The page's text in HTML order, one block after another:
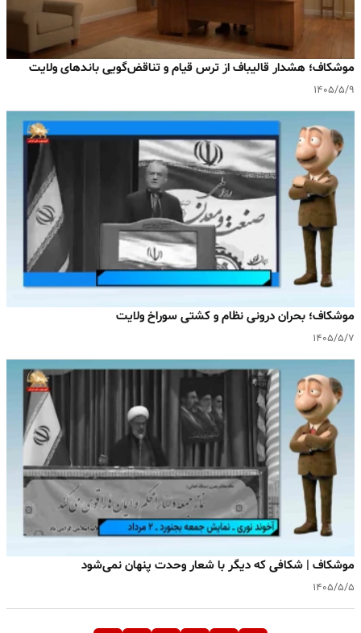
موشکاف؛ هشدار قالیباف از ترس قیام و تناقض‌گویی باندهای ولایت
۱۴۰۵/۵/۹
موشکاف؛ بحران درونی نظام و کشتی سوراخ ولایت
۱۴۰۵/۵/۷
موشکاف | شکافی که دیگر با شعار وحدت پنهان نمی‌شود
۱۴۰۵/۵/۵